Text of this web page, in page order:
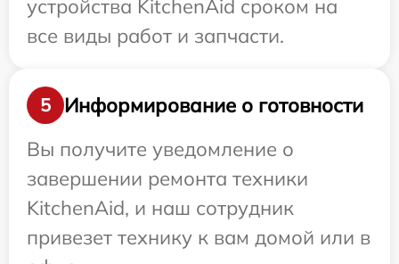
устройства KitchenAid сроком на
все виды работ и запчасти.
5
Информирование о готовности
Вы получите уведомление о
завершении ремонта техники
KitchenAid, и наш сотрудник
привезет технику к вам домой или в